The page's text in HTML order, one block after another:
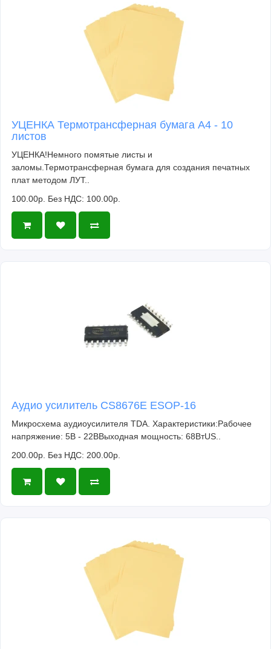
УЦЕНКА Термотрансферная бумага А4 - 10
листов
УЦЕНКА!Немного помятые листы и
заломы.Термотрансферная бумага для создания печатных
плат методом ЛУТ..
100.00р. Без НДС: 100.00р.
Аудио усилитель CS8676E ESOP-16
Микросхема аудиоусилителя TDA. Характеристики:Рабочее
напряжение: 5В - 22ВВыходная мощность: 68ВтUS..
200.00р. Без НДС: 200.00р.